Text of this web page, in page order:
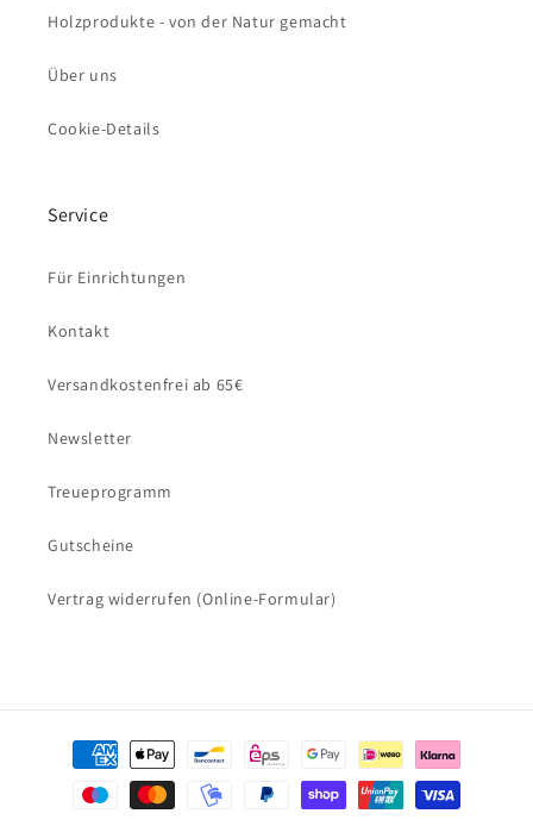
Holzprodukte - von der Natur gemacht
Über uns
Cookie-Details
Service
Für Einrichtungen
Kontakt
Versandkostenfrei ab 65€
Newsletter
Treueprogramm
Gutscheine
Vertrag widerrufen (Online-Formular)
Zahlungsmethoden